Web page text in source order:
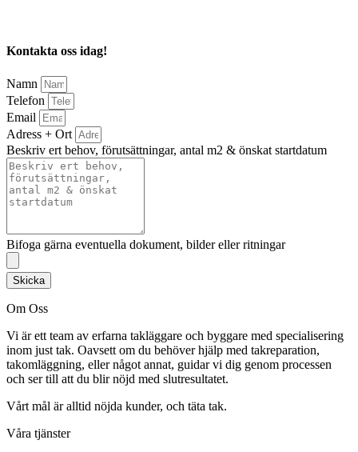
Kontakta oss idag!
Namn
Telefon
Email
Adress + Ort
Beskriv ert behov, förutsättningar, antal m2 & önskat startdatum
Bifoga gärna eventuella dokument, bilder eller ritningar
Skicka
Om Oss
Vi är ett team av erfarna takläggare och byggare med specialisering
inom just tak. Oavsett om du behöver hjälp med takreparation,
takomläggning, eller något annat, guidar vi dig genom processen
och ser till att du blir nöjd med slutresultatet.
Vårt mål är alltid nöjda kunder, och täta tak.
Våra tjänster